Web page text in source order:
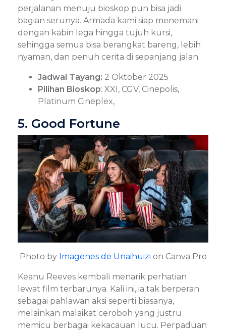
perjalanan menuju bioskop pun bisa jadi
bagian serunya. Armada kami siap menemani
dengan kabin lega hingga tujuh kursi,
sehingga semua bisa berangkat bareng, lebih
nyaman, dan penuh cerita di sepanjang jalan.
Jadwal Tayang: 2 Oktober 2025
Pilihan Bioskop: XXI, CGV, Cinepolis,
Platinum Cineplex,
5. Good Fortune
Photo by Imagenes de Unaihuizi on Canva Pro
Keanu Reeves kembali menarik perhatian
lewat film terbarunya. Kali ini, ia tak berperan
sebagai pahlawan aksi seperti biasanya,
melainkan malaikat ceroboh yang justru
memicu berbagai kekacauan lucu. Perpaduan